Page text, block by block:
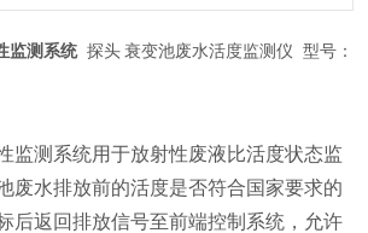
监测系统探头 衰变池废水活度监测仪 型号：
监测系统用于放射性废液比活度状态监
废水排放前的活度是否符合国家要求的
后返回排放信号至前端控制系统，允许